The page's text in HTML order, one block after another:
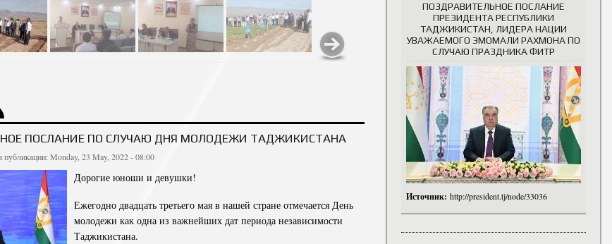
ПОСЛАНИЕ ПО СЛУЧАЮ ДНЯ МОЛОДЕЖИ ТАДЖИКИСТАНА
публикации: Monday, 23 May, 2022 - 08:00
Дорогие юноши и девушки!
Ежегодно двадцать третьего мая в нашей стране отмечается День
молодежи как одна из важнейших дат периода независимости
Таджикистана.
ПОЗДРАВИТЕЛЬНОЕ ПОСЛАНИЕ
ПРЕЗИДЕНТА РЕСПУБЛИКИ
ТАДЖИКИСТАН, ЛИДЕРА НАЦИИ
УВАЖАЕМОГО ЭМОМАЛИ РАХМОНА ПО
СЛУЧАЮ ПРАЗДНИКА ФИТР
Источник: http://president.tj/node/33036